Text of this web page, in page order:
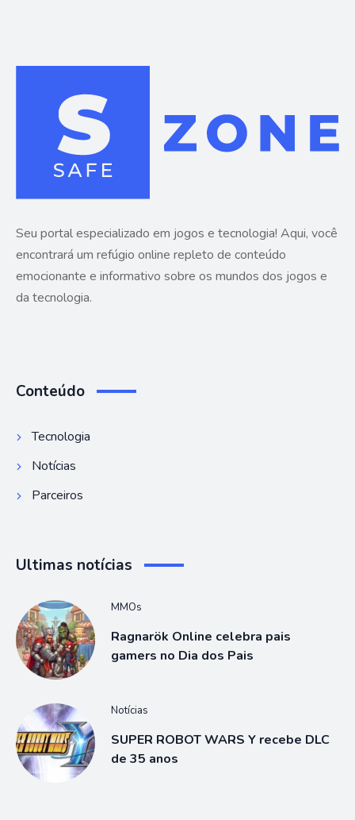
Seu portal especializado em jogos e tecnologia! Aqui, você
encontrará um refúgio online repleto de conteúdo
emocionante e informativo sobre os mundos dos jogos e
da tecnologia.
Conteúdo
Tecnologia
Notícias
Parceiros
Ultimas notícias
MMOs
Ragnarök Online celebra pais
gamers no Dia dos Pais
Notícias
SUPER ROBOT WARS Y recebe DLC
de 35 anos